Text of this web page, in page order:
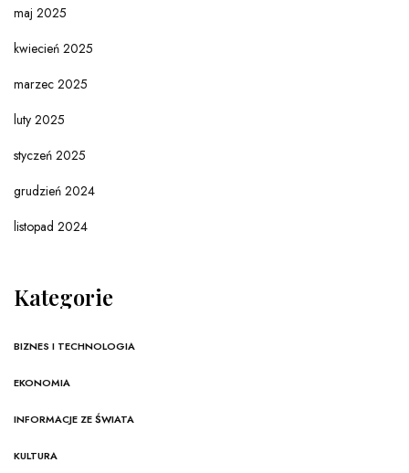
maj 2025
kwiecień 2025
marzec 2025
luty 2025
styczeń 2025
grudzień 2024
listopad 2024
Kategorie
BIZNES I TECHNOLOGIA
EKONOMIA
INFORMACJE ZE ŚWIATA
KULTURA